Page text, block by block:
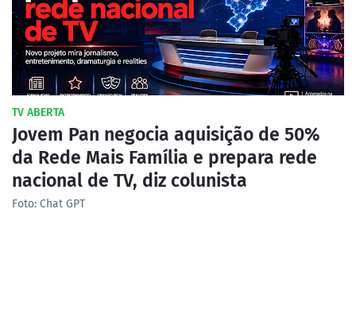
TV ABERTA
Jovem Pan negocia aquisição de 50%
da Rede Mais Família e prepara rede
nacional de TV, diz colunista
Foto: Chat GPT